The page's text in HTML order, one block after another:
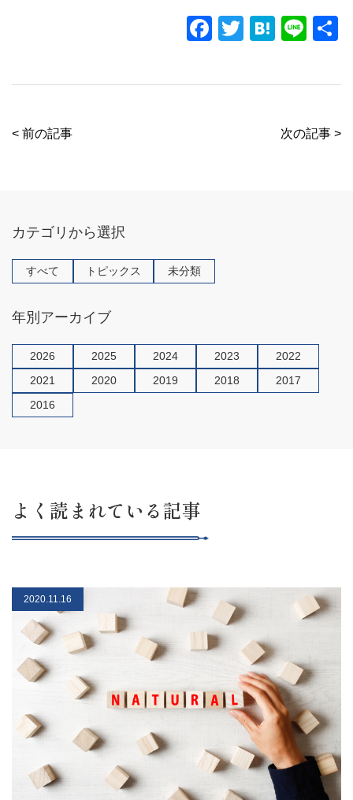
F
c
T
tt
H
e
a
Li
e
< 前の記事 次の記事 >
カテゴリから選択
すべて トピックス 未分類
年別アーカイブ
2026 2025 2024 2023
2022
2021
2020 2019 2018
2017
2016
よく読まれている記事
2020.11.16